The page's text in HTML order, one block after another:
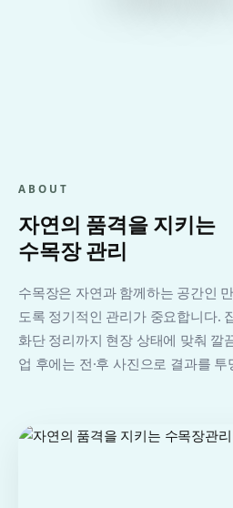
ABOUT
자연의 품격을 지키는
수목장 관리
수목장은 자연과 함께하는 공간인
도록 정기적인 관리가 중요합니다.
화단 정리까지 현장 상태에 맞춰 깔
업 후에는 전·후 사진으로 결과를